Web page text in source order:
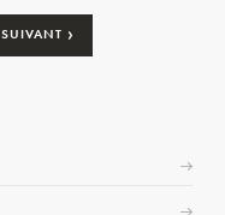
SUIVANT ›